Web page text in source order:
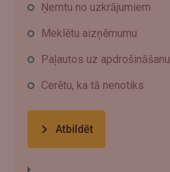
Ņemtu no uzkrājumiem
Meklētu aizņēmumu
Paļautos uz apdrošināšanu
Cerētu, ka tā nenotiks
Atbildēt